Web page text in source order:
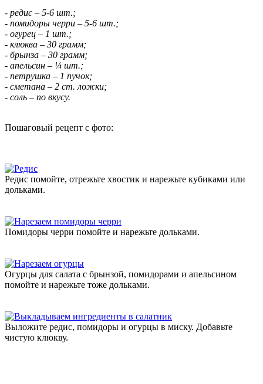
- редис – 5-6 шт.;
- помидоры черри – 5-6 шт.;
- огурец – 1 шт.;
- клюква – 30 грамм;
- брынза – 30 грамм;
- апельсин – ¼ шт.;
- петрушка – 1 пучок;
- сметана – 2 ст. ложки;
- соль – по вкусу.
Пошаговый рецепт с фото:
Редис помойте, отрежьте хвостик и нарежьте кубиками или
дольками.
Помидоры черри помойте и нарежьте дольками.
Огурцы для салата с брынзой, помидорами и апельсином
помойте и нарежьте тоже дольками.
Выложите редис, помидоры и огурцы в миску. Добавьте
чистую клюкву.